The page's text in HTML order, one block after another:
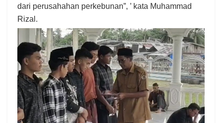
dari perusahahan perkebunan”, ’ kata Muhammad
Rizal.